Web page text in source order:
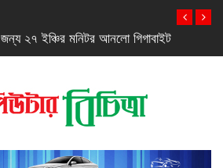
গরিলা গ্লাস ৭আই-তে শাওমির নতুন